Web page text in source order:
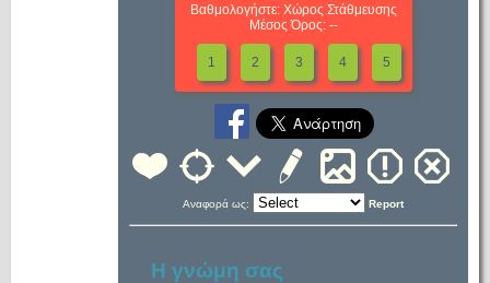
Βαθμολογήστε: Χώρος Στάθμευσης
Μέσος Όρος: --
1 2 3 4 5
Αναφορά ως: Report
Η γνώμη σας